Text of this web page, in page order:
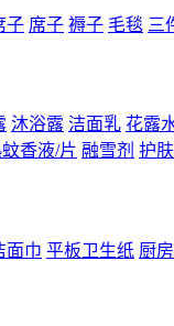
子 席子 褥子 毛毯 三
沐浴露 洁面乳 花露
香液/片 融雪剂 护
面巾 平板卫生纸 厨